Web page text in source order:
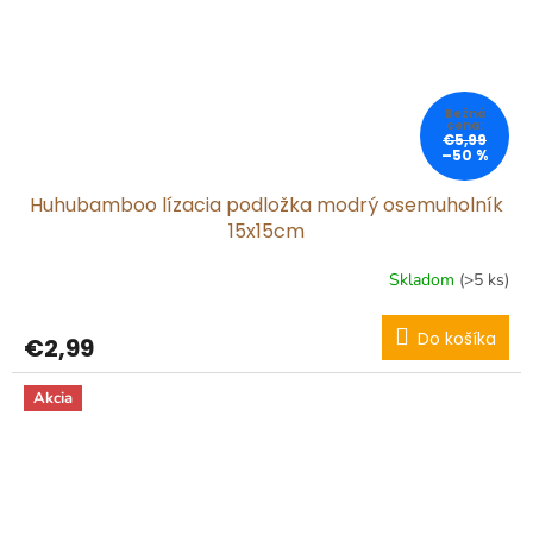
€5,99
–50 %
Huhubamboo lízacia podložka modrý osemuholník
15x15cm
Skladom (>5 ks)
€2,99 Do košíka
Akcia